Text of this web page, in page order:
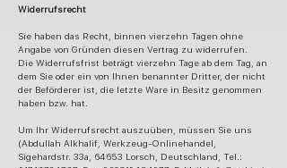
Widerrufsrecht
Sie haben das Recht, binnen vierzehn Tagen ohne
Angabe von Gründen diesen Vertrag zu widerrufen.
Die Widerrufsfrist beträgt vierzehn Tage ab dem Tag, an
dem Sie oder ein von Ihnen benannter Dritter, der nicht
der Beförderer ist, die letzte Ware in Besitz genommen
haben bzw. hat.
Um Ihr Widerrufsrecht auszuüben, müssen Sie uns
(Abdullah Alkhalif, Werkzeug-Onlinehandel,
Sigehardstr. 33a, 64653 Lorsch, Deutschland, Tel.: